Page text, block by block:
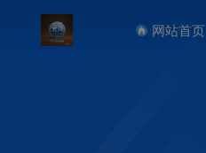
网站首页